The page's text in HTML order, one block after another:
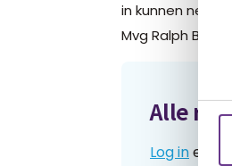
in kunnen
Mvg Ralph Baauw
Alle
Log inen